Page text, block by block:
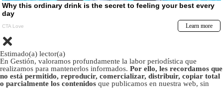
Estimado(a) lector(a)
En Gestión, valoramos profundamente la labor periodística que
realizamos para mantenerlos informados. Por ello, les recordamos que
no está permitido, reproducir, comercializar, distribuir, copiar total
o parcialmente los contenidos que publicamos en nuestra web, sin